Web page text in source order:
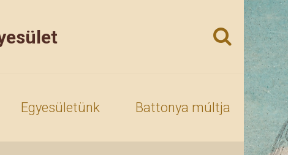
Egyesületünk Battonya múltja